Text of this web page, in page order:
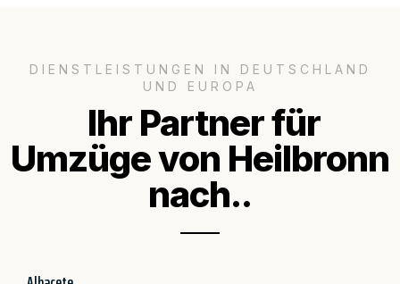
DIENSTLEISTUNGEN IN DEUTSCHLAND
UND EUROPA
Ihr Partner für
Umzüge von Heilbronn
nach..